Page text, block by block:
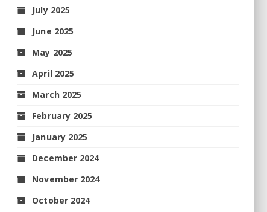
July 2025
June 2025
May 2025
April 2025
March 2025
February 2025
January 2025
December 2024
November 2024
October 2024